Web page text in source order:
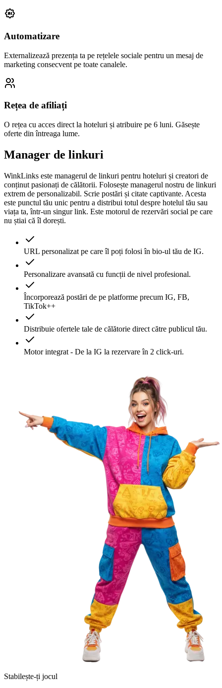
Automatizare
Externalizează prezența ta pe rețelele sociale pentru un mesaj de
marketing consecvent pe toate canalele.
Rețea de afiliați
O rețea cu acces direct la hoteluri și atribuire pe 6 luni. Găsește
oferte din întreaga lume.
Manager de linkuri
WinkLinks este managerul de linkuri pentru hoteluri și creatori de
conținut pasionați de călătorii. Folosește managerul nostru de linkuri
extrem de personalizabil. Scrie postări și citate captivante. Acesta
este punctul tău unic pentru a distribui totul despre hotelul tău sau
viața ta, într-un singur link. Este motorul de rezervări social pe care
nu știai că îl dorești.
URL personalizat pe care îl poți folosi în bio-ul tău de IG.
Personalizare avansată cu funcții de nivel profesional.
Încorporează postări de pe platforme precum IG, FB,
TikTok++
Distribuie ofertele tale de călătorie direct către publicul tău.
Motor integrat - De la IG la rezervare în 2 click-uri.
Stabilește-ți jocul